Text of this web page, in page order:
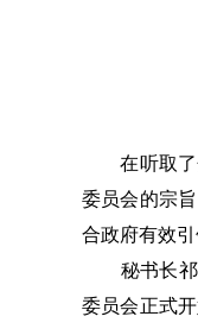
在听取了分
委员会的宗
合政府有效
秘书长祁
委员会正式